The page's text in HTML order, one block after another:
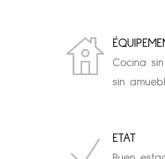
Cocina
sin
ETAT